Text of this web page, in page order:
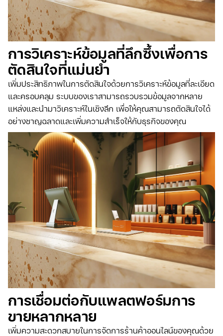
การวิเคราะห์ข้อมูลที่ลึกซึ้งเพื่อการ
ตัดสินใจที่แม่นยำ
เพิ่มประสิทธิภาพในการตัดสินใจด้วยการวิเคราะห์ข้อมูลที่ละเอียด
และครอบคลุม ระบบของเราสามารถรวบรวมข้อมูลจากหลาย
แหล่งและนำมาวิเคราะห์ในเชิงลึก เพื่อให้คุณสามารถตัดสินใจได้
อย่างชาญฉลาดและเพิ่มความสำเร็จให้กับธุรกิจของคุณ
การเชื่อมต่อกับแพลตฟอร์มการ
ขายหลากหลาย
เพิ่มความสะดวกสบายในการจัดการร้านค้าออนไลน์ของคุณด้วย